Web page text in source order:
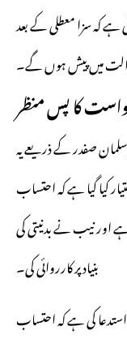
کہ سزا معطلی کے بعد
میں پیش ہوں گے۔
کا پس منظر
سلمان صفدر کے ذریعے یہ
کیا گیا ہے کہ احتساب
نیب نے بدنیتی کی
بنیاد پر کارروائی کی۔
کی ہے کہ احتساب